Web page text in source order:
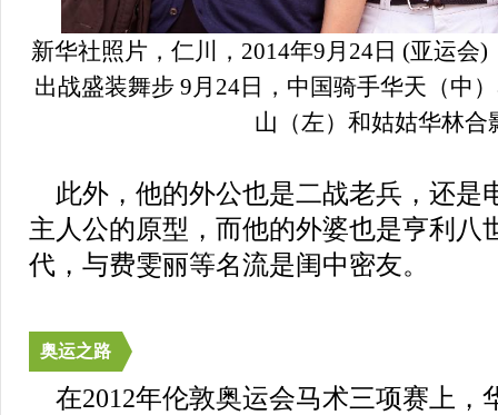
新华社照片，仁川，2014年9月24日 (亚运
出战盛装舞步 9月24日，中国骑手华天（中
山（左）和姑姑华林合
此外，他的外公也是二战老兵，还是
主人公的原型，而他的外婆也是亨利八
代，与费雯丽等名流是闺中密友。
奥运之路
在2012年伦敦奥运会马术三项赛上，